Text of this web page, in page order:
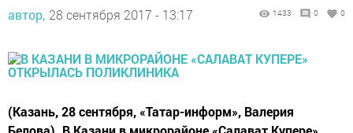
автор, 28 сентября 2017 - 13:17 1433 0 0
(Казань, 28 сентября, «Татар-информ», Валерия